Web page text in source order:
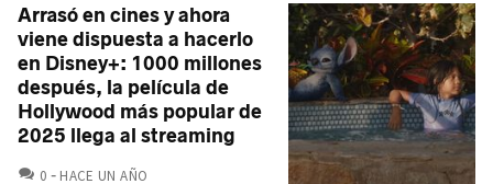
Arrasó en cines y ahora
viene dispuesta a hacerlo
en Disney+: 1000 millones
después, la película de
Hollywood más popular de
2025 llega al streaming
0 COMENTARIOS
HACE UN AÑO